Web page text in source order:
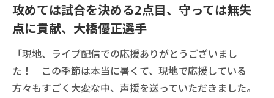
攻めては試合を決める2点目、守っては無失
点に貢献、大橋優正選手
「現地、ライブ配信での応援ありがとうございまし
た！ この季節は本当に暑くて、現地で応援している
方々もすごく大変な中、声援を送っていただきました。